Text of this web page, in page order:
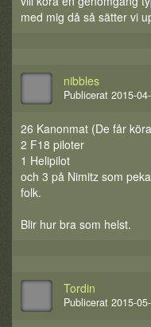
med mig då så sätter vi
nibbles
Publicerat 2015-
26 Kanonmat (De får
2 F18 piloter
1 Helipilot
och 3 på Nimitz som
folk.
Blir hur bra som helst.
Tordin
Publicerat 2015-